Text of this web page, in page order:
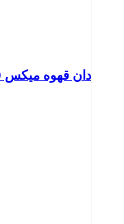
دان قهوه میکس 70 درصد ربوستا 500 گرمی